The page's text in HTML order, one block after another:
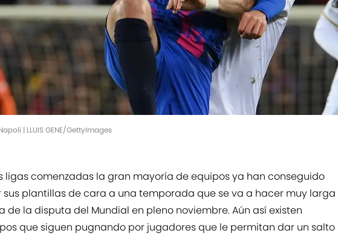
| LLUIS GENE/GettyImages
ligas comenzadas la gran mayoría de equipos ya han conseguido
plantillas de cara a una temporada que se va a hacer muy larga
de la disputa del Mundial en pleno noviembre. Aún así existen
que siguen pugnando por jugadores que le permitan dar un salto